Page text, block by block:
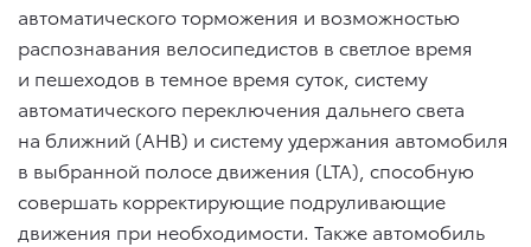
автоматического торможения и возможностью
распознавания велосипедистов в светлое время
и пешеходов в темное время суток, систему
автоматического переключения дальнего света
на ближний (AHB) и систему удержания автомобиля
в выбранной полосе движения (LTA), способную
совершать корректирующие подруливающие
движения при необходимости. Также автомобиль